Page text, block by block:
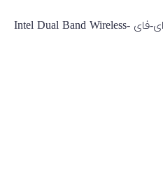
برای ارتباطات بی سیم ماژول وای-فای Intel Dual Band Wireless-